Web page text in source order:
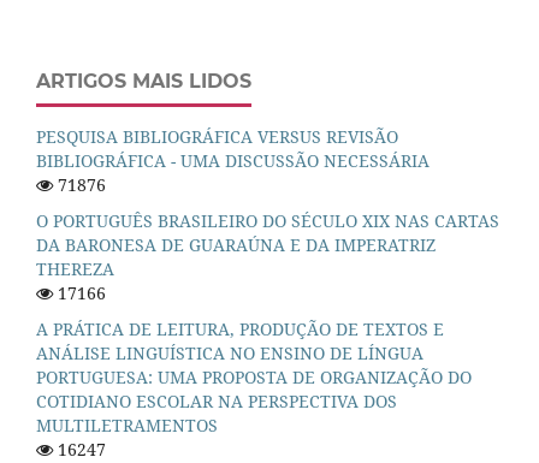
ARTIGOS MAIS LIDOS
PESQUISA BIBLIOGRÁFICA VERSUS REVISÃO
BIBLIOGRÁFICA - UMA DISCUSSÃO NECESSÁRIA
71876
O PORTUGUÊS BRASILEIRO DO SÉCULO XIX NAS CARTAS
DA BARONESA DE GUARAÚNA E DA IMPERATRIZ
THEREZA
17166
A PRÁTICA DE LEITURA, PRODUÇÃO DE TEXTOS E
ANÁLISE LINGUÍSTICA NO ENSINO DE LÍNGUA
PORTUGUESA: UMA PROPOSTA DE ORGANIZAÇÃO DO
COTIDIANO ESCOLAR NA PERSPECTIVA DOS
MULTILETRAMENTOS
16247